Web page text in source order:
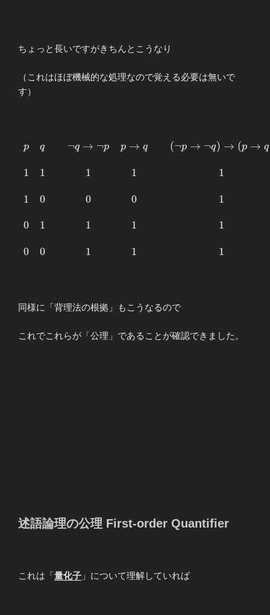
&1&&1&1&1&&
&& 1
&1&&1&1&1&&
1 \\ \\ 0&0&0
ちょっと長いですがきちんとこうなり
（これはほぼ機械的な処理なので覚える必要は無いで
す）
\begin{array}
&& \lnot
& p\to q &&
\lnot q )\to
\\ 1 & 1&&
&& 1&1 &&
&& 1&1 &&1
p
1
1
0
0
q
1
0
1
0
¬q → ¬p
1
0
1
1
p → q
1
0
1
1
(¬p → ¬q) → (p → q
1
1
1
1
同様に「背理法の根拠」もこうなるので
これでこれらが「公理」であることが確認できました。
述語論理の公理 First-order Quantifier
これは「量化子 」について理解していれば